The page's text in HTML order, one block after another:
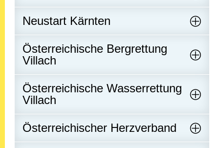
Neustart Kärnten
Österreichische Bergrettung
Villach
Österreichische Wasserrettung
Villach
Österreichischer Herzverband